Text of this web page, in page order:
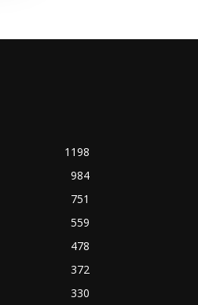
1198
984
751
559
478
372
330